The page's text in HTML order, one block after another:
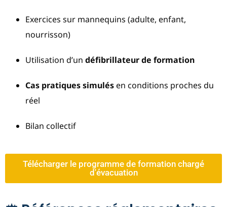
Exercices sur mannequins (adulte, enfant,
nourrisson)
Utilisation d’un défibrillateur de formation
Cas pratiques simulés en conditions proches du
réel
Bilan collectif
Télécharger le programme de formation chargé
d'évacuation